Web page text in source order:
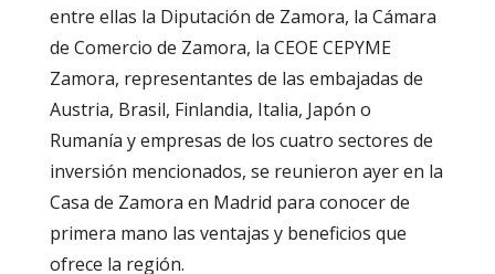
entre ellas la Diputación de Zamora, la Cámara
de Comercio de Zamora, la CEOE CEPYME
Zamora, representantes de las embajadas de
Austria, Brasil, Finlandia, Italia, Japón o
Rumanía y empresas de los cuatro sectores de
inversión mencionados, se reunieron ayer en la
Casa de Zamora en Madrid para conocer de
primera mano las ventajas y beneficios que
ofrece la región.